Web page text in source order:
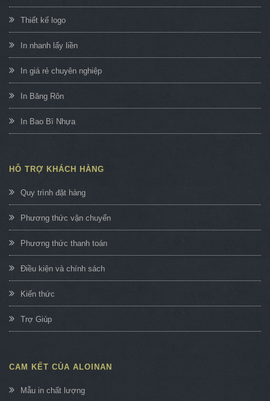
Thiết kế logo
In nhanh lấy liền
In giá rẻ chuyên nghiệp
In Băng Rôn
In Bao Bì Nhựa
HỖ TRỢ KHÁCH HÀNG
Quy trình đặt hàng
Phương thức vận chuyển
Phương thức thanh toán
Điều kiện và chính sách
Kiến thức
Trợ Giúp
CAM KẾT CỦA ALOINAN
Mẫu in chất lượng